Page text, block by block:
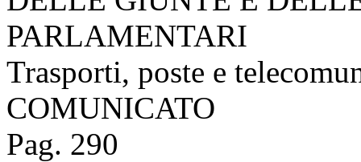
PARLAMENTARI
Trasporti, poste e
COMUNICATO
Pag. 290